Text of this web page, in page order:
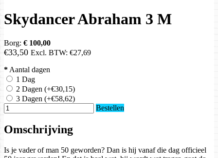
Skydancer Abraham 3 M
Borg: € 100,00
€33,50 Excl. BTW: €27,69
* Aantal dagen
1 Dag
2 Dagen (+€30,15)
3 Dagen (+€58,62)
Bestellen
Omschrijving
Is je vader of man 50 geworden? Dan is hij vanaf die dag officieel